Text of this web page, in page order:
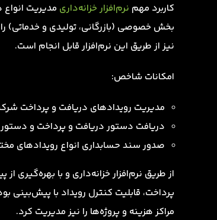
کاربرد مهم نرم‌افزار خزانه‌داری مدیریت
بخش خصوصی (بازرگانی، تولیدی و
نیز از طریق این نرم‌افزار قابل انجام است.
امکانات شاخص:
مدیریت رویدادهای دریافت و پرداخت
دریافت دستور دریافت و پرداخت و دستور
صدور سند حسابداری انواع رویدادهای
از طریق نرم‌افزار خزانه‌داری و با
پرداخت، قابلیت کنترل رویداد با
مراکز هزینه و پروژه‌ها را نیز مدیریت کرد.